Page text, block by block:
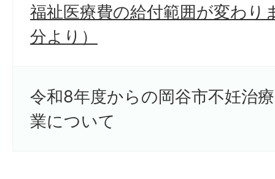
福祉医療費の給付範囲が変わり
分より）
令和8年度からの岡谷市不妊治
業について